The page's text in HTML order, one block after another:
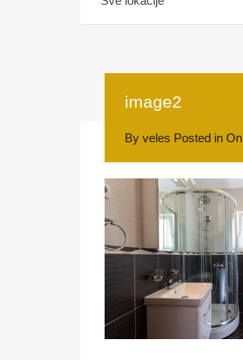
image2
By veles Posted in On